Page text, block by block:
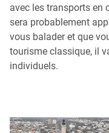
avec les transports en
sera probablement
vous balader et que
tourisme classique, il
individuels.